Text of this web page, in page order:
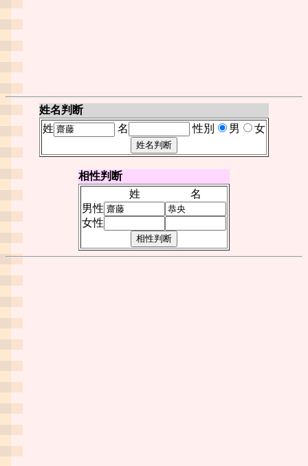
姓名判断
姓
名 性別 男 女
相性判断
姓
名
男性
女性